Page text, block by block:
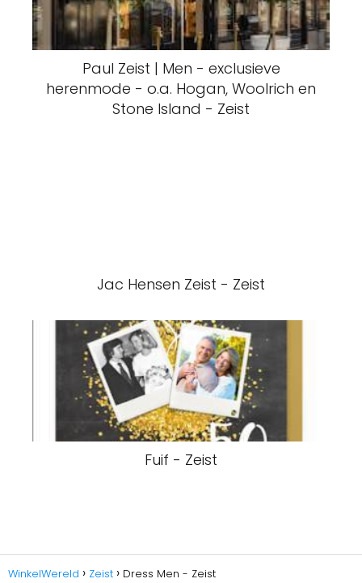
Paul Zeist | Men - exclusieve
herenmode - o.a. Hogan, Woolrich en
Stone Island - Zeist
Jac Hensen Zeist - Zeist
Fuif - Zeist
WinkelWereld Zeist Dress Men - Zeist